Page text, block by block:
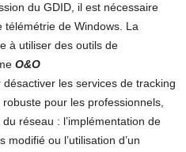
du GDID, il est nécessaire
télémétrie de Windows. La
à utiliser des outils de
O&O
désactiver les services de tracking
pour les professionnels,
réseau : l’implémentation de
ou l’utilisation d’un